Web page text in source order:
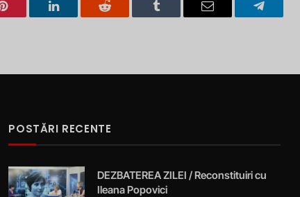
Pinterest LinkedIn Reddit Tumblr Email Telegram
POSTĂRI RECENTE
DEZBATEREA ZILEI / Reconstituiri cu
Ileana Popovici